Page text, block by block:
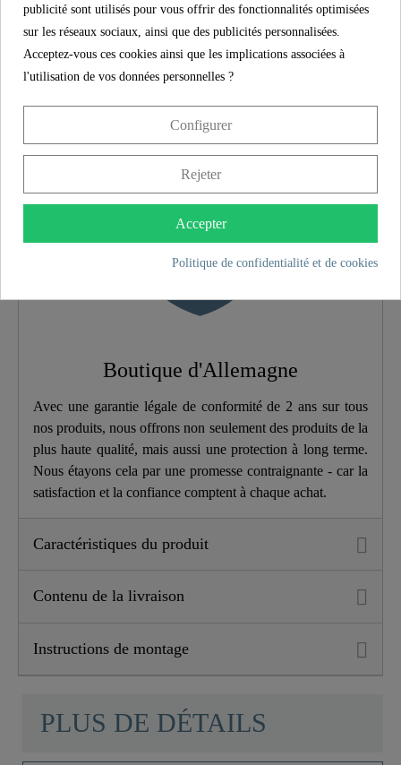
Matériau MDF
Couleur Motiv
Système D'abaissement
Oui
Rapide
37,0 Cm
Hauteur 5,5 Cm
Longueur 43,0 Cm
CARACTÉRISTIQUES
Boutique d'Allemagne
Boutique d'Allemagne
Avec une garantie légale de conformité de 2 ans sur tous
nos produits, nous offrons non seulement des produits de la
plus haute qualité, mais aussi une protection à long terme.
Nous étayons cela par une promesse contraignante - car la
satisfaction et la confiance comptent à chaque achat.
Caractéristiques du produit
Contenu de la livraison
Instructions de montage
PLUS DE DÉTAILS
publicité sont utilisés pour vous offrir des fonctionnalités optimisées
sur les réseaux sociaux, ainsi que des publicités personnalisées.
Acceptez-vous ces cookies ainsi que les implications associées à
l'utilisation de vos données personnelles ?
Configurer
Rejeter
Accepter
Politique de confidentialité et de cookies